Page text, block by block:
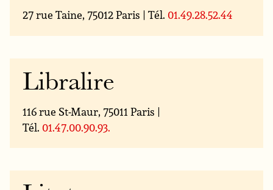
27 rue Taine, 75012 Paris | Tél. 01.49.28.52.44
Libralire
116 rue St-Maur, 75011 Paris |
Tél. 01.47.00.90.93.